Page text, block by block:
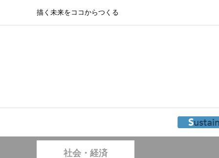
描く未来をココからつくる
社会・経済